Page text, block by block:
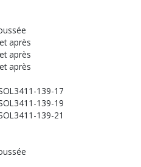
après
après
après
139-17
139-19
139-21